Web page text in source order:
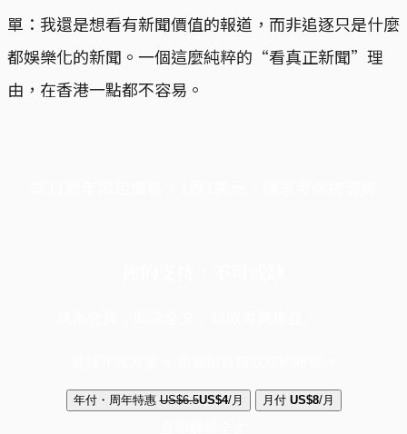
單：我還是想看有新聞價值的報道，而非追逐只是什麼
都娛樂化的新聞。一個這麼純粹的“看真正新聞”理
由，在香港一點都不容易。
年付・周年特惠 US$6.5US$4/月 月付 US$8/月